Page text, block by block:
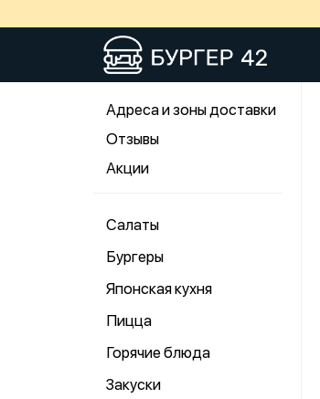
Адреса и зоны доставки
Отзывы
Акции
Салаты
Бургеры
Японская кухня
Пицца
Горячие блюда
Закуски